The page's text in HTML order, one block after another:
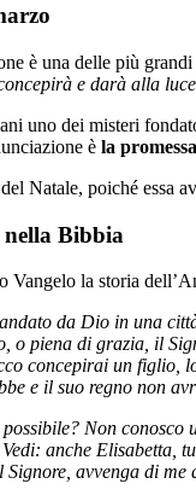
è una delle più
e darà alla
uno dei misteri
è la
Natale, poiché essa
Bibbia
Vangelo la storia
da Dio in una
piena di grazia, il
concepirai un
e il suo regno non
Non conosco
anche Elisabetta,
avvenga di